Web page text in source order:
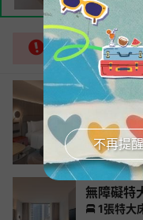
以下房間不完全滿足
經典特大
1張特大
30m²
無障礙特
1張特大
不再提醒